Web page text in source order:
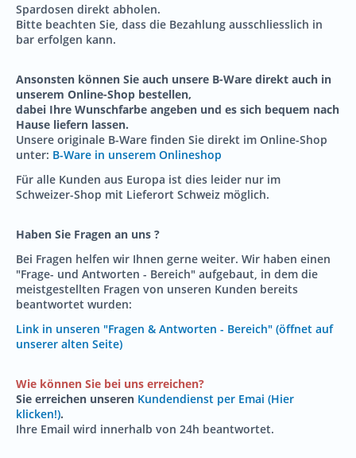
Spardosen direkt abholen.
Bitte beachten Sie, dass die Bezahlung ausschliesslich in
bar erfolgen kann.
Ansonsten können Sie auch unsere B-Ware direkt auch in
unserem Online-Shop bestellen,
dabei Ihre Wunschfarbe angeben und es sich bequem nach
Hause liefern lassen.
Unsere originale B-Ware finden Sie direkt im Online-Shop
unter: B-Ware in unserem Onlineshop
Für alle Kunden aus Europa ist dies leider nur im
Schweizer-Shop mit Lieferort Schweiz möglich.
Haben Sie Fragen an uns ?
Bei Fragen helfen wir Ihnen gerne weiter. Wir haben einen
"Frage- und Antworten - Bereich" aufgebaut, in dem die
meistgestellten Fragen von unseren Kunden bereits
beantwortet wurden:
Link in unseren "Fragen & Antworten - Bereich" (öffnet auf
unserer alten Seite)
Wie können Sie bei uns erreichen?
Sie erreichen unseren Kundendienst per Emai (Hier
klicken!).
Ihre Email wird innerhalb von 24h beantwortet.